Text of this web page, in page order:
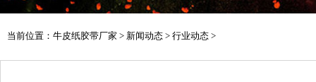
当前位置： 牛皮纸胶带厂家 > 新闻动态 > 行业动态 >